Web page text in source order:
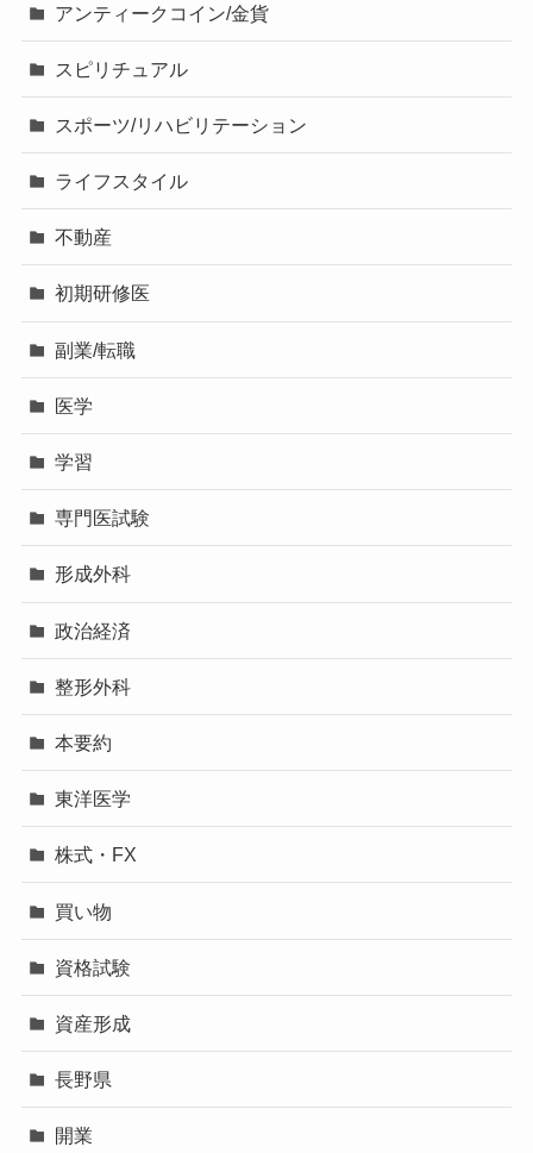
アンティークコイン/金貨
スピリチュアル
スポーツ/リハビリテーション
ライフスタイル
不動産
初期研修医
副業/転職
医学
学習
専門医試験
形成外科
政治経済
整形外科
本要約
東洋医学
株式・FX
買い物
資格試験
資産形成
長野県
開業